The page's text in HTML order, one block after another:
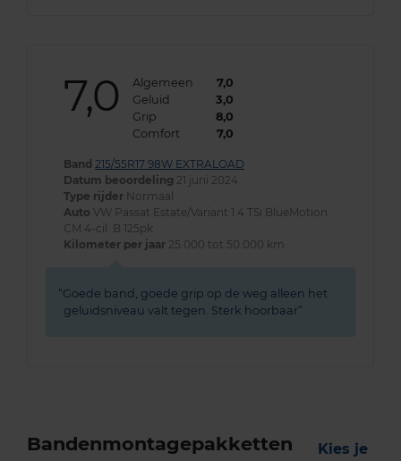
7,0 Algemeen
7,0
Geluid
3,0
Grip
8,0
Comfort
7,0
Band 215/55R17 98W EXTRALOAD
Datum beoordeling 21 juni 2024
Type rijder Normaal
Auto VW Passat Estate/Variant 1.4 TSi BlueMotion
CM 4-cil. B 125pk
Kilometer per jaar 25.000 tot 50.000 km
Goede band, goede grip op de weg alleen het
geluidsniveau valt tegen. Sterk hoorbaar
Bandenmontagepakketten
Kies je